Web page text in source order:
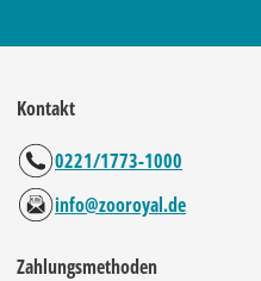
Kontakt
0221/1773-1000
info@zooroyal.de
Zahlungsmethoden